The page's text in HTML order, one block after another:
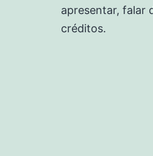
apresentar, falar
créditos.